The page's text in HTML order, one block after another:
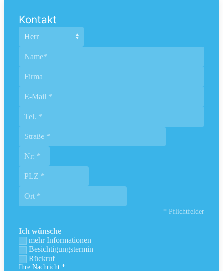
Kontakt
* Pflichtfelder
Ich wünsche
mehr Informationen
Besichtigungstermin
Rückruf
Ihre Nachricht *